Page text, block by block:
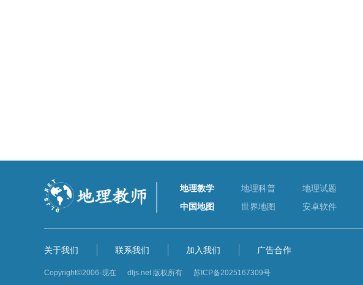
地理教学 地理科普 地理试题
中国地图
世界地图 安卓软件
关于我们 联系我们 加入我们 广告合作
Copyright©2006-现在 dljs.net 版权所有 苏ICP备2025167309号